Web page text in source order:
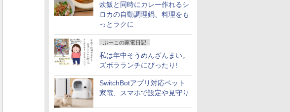
炊飯と同時にカレー作れるシ
ロカの自動調理鍋、料理をも
っとラクに
ぷーこの家電日記
私は年中そうめんざんまい。
ズボラランチにぴったり!
SwitchBotアプリ対応ペット
家電、スマホで設定や見守り